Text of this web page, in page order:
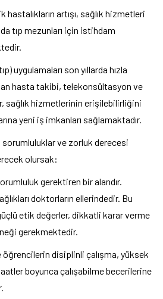
artışı, sağlık hizmetleri
tıp mezunları için istihdam
uygulamaları son yıllarda hızla
hasta takibi, telekonsültasyon ve
sağlık hizmetlerinin erişilebilirliğini
yeni iş imkanları sağlamaktadır.
sorumluluklar ve zorluk derecesi
olursak:
gerektiren bir alandır.
doktorların ellerindedir. Bu
etik değerler, dikkatli karar verme
gerekmektedir.
öğrencilerin disiplinli çalışma, yüksek
boyunca çalışabilme becerilerine